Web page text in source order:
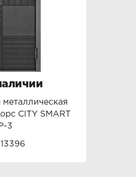
CITY SMART
3